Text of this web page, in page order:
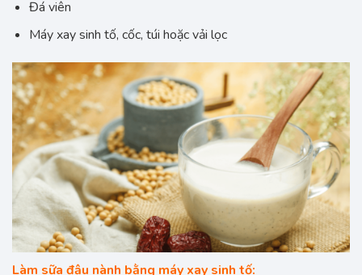
Đá viên
Máy xay sinh tố, cốc, túi hoặc vải lọc
Làm sữa đậu nành bằng máy xay sinh tố: